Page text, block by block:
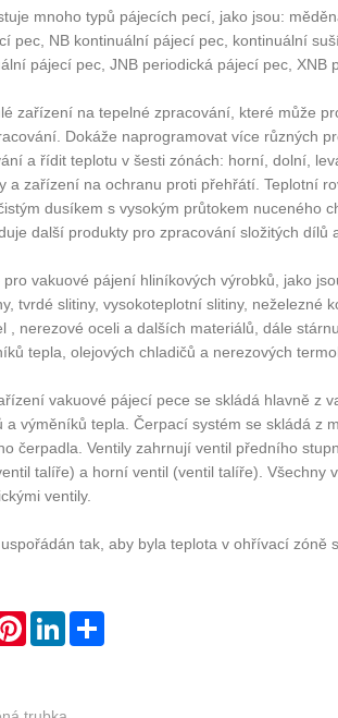
mnoho typů pájecích pecí, jako jsou:
pec, NB kontinuální pájecí pec, kontinuální
pájecí pec, JNB periodická pájecí pec, XNB
zařízení na tepelné zpracování, které může
Dokáže naprogramovat více různých
a řídit teplotu v šesti zónách: horní, dolní,
a zařízení na ochranu proti přehřátí. Teplotní
dusíkem s vysokým průtokem nuceného
další produkty pro zpracování složitých dílů
vakuové pájení hliníkových výrobků, jako
tvrdé slitiny, vysokoteplotní slitiny, neželezné
, nerezové oceli a dalších materiálů, dále
tepla, olejových chladičů a nerezových
vakuové pájecí pece se skládá hlavně z
a výměníků tepla. Čerpací systém se skládá z
čerpadla. Ventily zahrnují ventil předního
talíře) a horní ventil (ventil talíře). Všechny
ventily.
tak, aby byla teplota v ohřívací zóně
PinterestLinkedInShare